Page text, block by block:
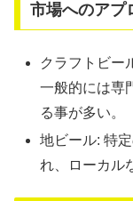
市場へのアプ
クラフトビー
一般的には専
る事が多い。
地ビール: 特
れ、ローカル